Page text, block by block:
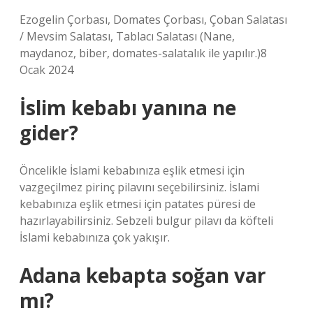
Ezogelin Çorbası, Domates Çorbası, Çoban Salatası
/ Mevsim Salatası, Tablacı Salatası (Nane,
maydanoz, biber, domates-salatalık ile yapılır.)8
Ocak 2024
İslim kebabı yanına ne
gider?
Öncelikle İslami kebabınıza eşlik etmesi için
vazgeçilmez pirinç pilavını seçebilirsiniz. İslami
kebabınıza eşlik etmesi için patates püresi de
hazırlayabilirsiniz. Sebzeli bulgur pilavı da köfteli
İslami kebabınıza çok yakışır.
Adana kebapta soğan var
mı?